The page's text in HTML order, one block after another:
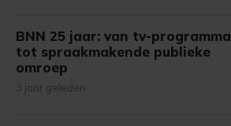
BNN 25 jaar: van tv-programma
tot spraakmakende publieke
omroep
3 jaar geleden